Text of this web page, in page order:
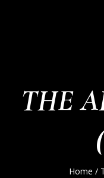
THE
Home /